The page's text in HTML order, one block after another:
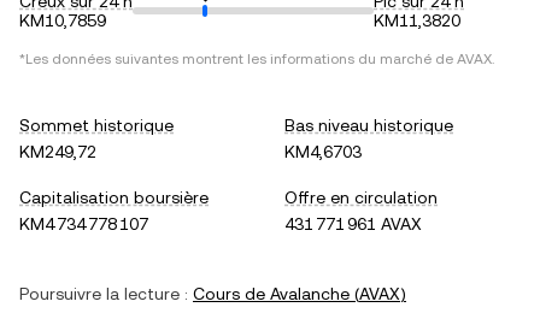
KM10,7859
KM11,3820
*Les données suivantes montrent les informations du marché de AVAX.
Sommet historique
KM249,72
Bas niveau historique
KM4,6703
Capitalisation boursière
KM4 734 778 107
Offre en circulation
431 771 961 AVAX
Poursuivre la lecture : Cours de Avalanche (AVAX)